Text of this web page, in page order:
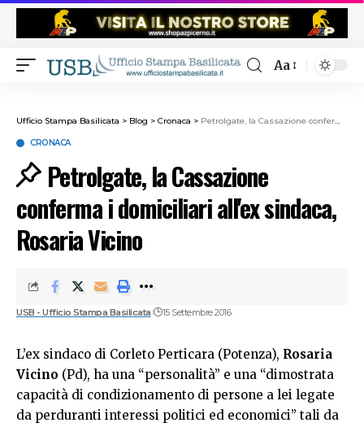
Aa
Ufficio Stampa Basilicata > Blog > Cronaca > Petrolgate, la Cassazione conferma i domiciliari all'ex sindaca, Rosaria Vicino
CRONACA
Petrolgate, la Cassazione
conferma i domiciliari all'ex sindaca,
Rosaria Vicino
USB - Ufficio Stampa Basilicata 15 Settembre 2016
L’ex sindaco di Corleto Perticara (Potenza), Rosaria
Vicino (Pd), ha una “personalità” e una “dimostrata
capacità di condizionamento di persone a lei legate
da perduranti interessi politici ed economici” tali da